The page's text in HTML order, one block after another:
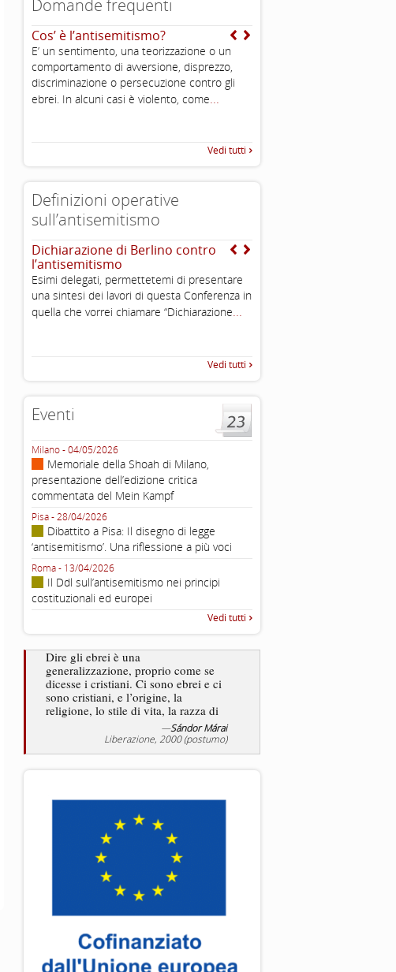
Domande frequenti
Cos’ è l’antisemitismo?
E’ un sentimento, una teorizzazione o un
comportamento di avversione, disprezzo,
discriminazione o persecuzione contro gli
ebrei. In alcuni casi è violento, come...
Vedi tutti
Definizioni operative
sull’antisemitismo
Dichiarazione di Berlino contro
l’antisemitismo
Esimi delegati, permettetemi di presentare
una sintesi dei lavori di questa Conferenza in
quella che vorrei chiamare “Dichiarazione...
Vedi tutti
Eventi
Milano - 04/05/2026
Memoriale della Shoah di Milano,
presentazione dell’edizione critica
commentata del Mein Kampf
Pisa - 28/04/2026
Dibattito a Pisa: Il disegno di legge
‘antisemitismo’. Una riflessione a più voci
Roma - 13/04/2026
Il Ddl sull’antisemitismo nei principi
costituzionali ed europei
Vedi tutti
Dire gli ebrei è una
generalizzazione, proprio come se
dicesse i cristiani. Ci sono ebrei e ci
sono cristiani, e l’origine, la
religione, lo stile di vita, la razza di
sicuro comportano tanti tratti...
—Sándor Márai
Liberazione, 2000 (postumo)